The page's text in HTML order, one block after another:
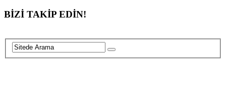
BİZİ TAKİP EDİN!